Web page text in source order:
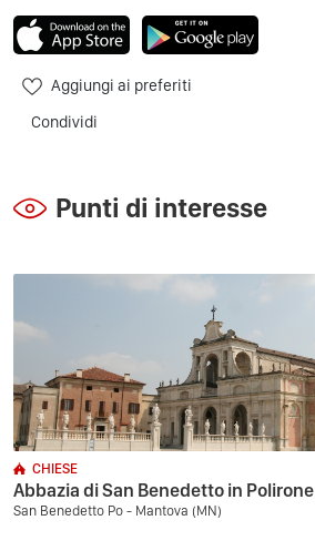
Aggiungi ai preferiti
Condividi
Punti di interesse
CHIESE
Abbazia di San Benedetto in Polirone
San Benedetto Po - Mantova (MN)